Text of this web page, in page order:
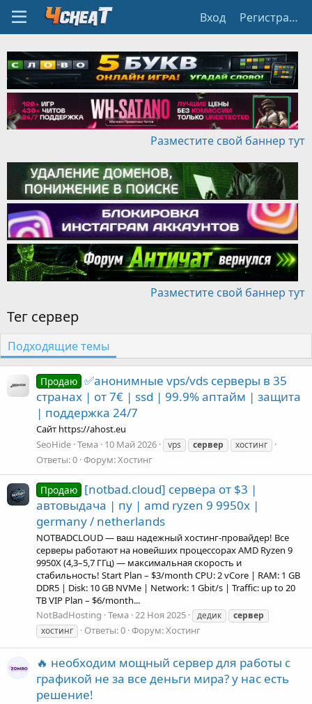
Вход Регистрация
Разместите свой баннер тут
Разместите свой баннер тут
Тег сервер
Подходящие темы
Продаю ✅анонимные vps/vds серверы в 35
странах | от 7€ | ssd | 99.9% аптайм | защита
| поддержка 24/7
Сайт https://ahost.eu
SeoHide Тема 10 Май 2026 vps сервер хостинг
Ответы: 0 Форум:Хостинг
Продаю [notbad.cloud] сервера от $3 |
автовыдача | пу | amd ryzen 9 9950x |
germany / netherlands
NOTBADCLOUD — ваш надежный хостинг-провайдер! Все
серверы работают на новейших процессорах AMD Ryzen 9
9950X (4,3–5,7 ГГц) — максимальная скорость и
стабильность! Start Plan – $3/month CPU: 2 vCore | RAM: 1 GB
DDR5 | Disk: 10 GB NVMe | Network: 1 Gbit/s | Traffic: up to 20
TB VIP Plan – $6/month...
NotBadHosting Тема 22 Ноя 2025 дедик
сервер
хостинг
Ответы: 0 Форум:Хостинг
🔥 необходим мощный сервер для работы с
графикой не за все деньги мира? у нас есть
решение!